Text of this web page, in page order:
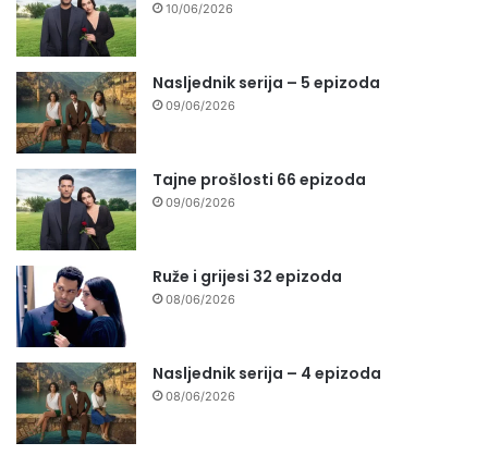
10/06/2026
Nasljednik serija – 5 epizoda
09/06/2026
Tajne prošlosti 66 epizoda
09/06/2026
Ruže i grijesi 32 epizoda
08/06/2026
Nasljednik serija – 4 epizoda
08/06/2026